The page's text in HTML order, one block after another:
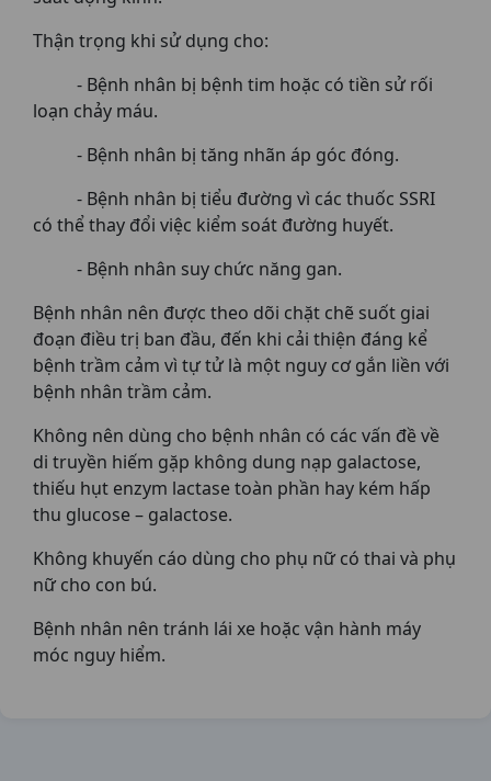
Thận trọng khi sử dụng cho:
- Bệnh nhân bị bệnh tim hoặc có tiền sử rối
loạn chảy máu.
- Bệnh nhân bị tăng nhãn áp góc đóng.
- Bệnh nhân bị tiểu đường vì các thuốc SSRI
có thể thay đổi việc kiểm soát đường huyết.
- Bệnh nhân suy chức năng gan.
Bệnh nhân nên được theo dõi chặt chẽ suốt giai
đoạn điều trị ban đầu, đến khi cải thiện đáng kể
bệnh trầm cảm vì tự tử là một nguy cơ gắn liền với
bệnh nhân trầm cảm.
Không nên dùng cho bệnh nhân có các vấn đề về
di truyền hiếm gặp không dung nạp galactose,
thiếu hụt enzym lactase toàn phần hay kém hấp
thu glucose – galactose.
Không khuyến cáo dùng cho phụ nữ có thai và phụ
nữ cho con bú.
Bệnh nhân nên tránh lái xe hoặc vận hành máy
móc nguy hiểm.